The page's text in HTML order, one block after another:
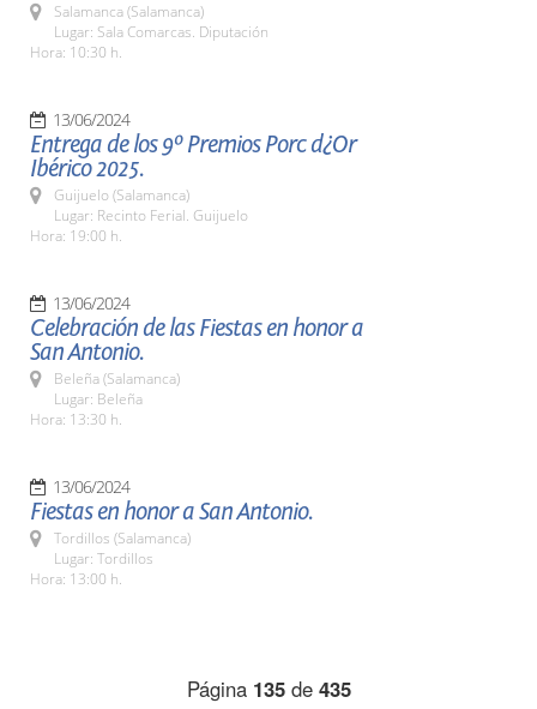
Salamanca (Salamanca)
Lugar: Sala Comarcas. Diputación
Hora: 10:30 h.
13/06/2024
Entrega de los 9º Premios Porc d¿Or
Ibérico 2025.
Guijuelo (Salamanca)
Lugar: Recinto Ferial. Guijuelo
Hora: 19:00 h.
13/06/2024
Celebración de las Fiestas en honor a
San Antonio.
Beleña (Salamanca)
Lugar: Beleña
Hora: 13:30 h.
13/06/2024
Fiestas en honor a San Antonio.
Tordillos (Salamanca)
Lugar: Tordillos
Hora: 13:00 h.
Página 135de 435